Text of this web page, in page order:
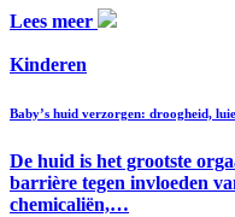
Lees meer
Kinderen
Baby’s huid verzorgen: droogheid,
De huid is het grootste
barrière tegen invloeden
chemicaliën,…